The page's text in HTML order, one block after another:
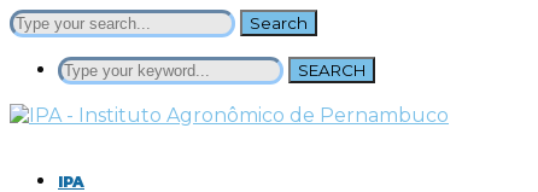
Search
SEARCH
IPA